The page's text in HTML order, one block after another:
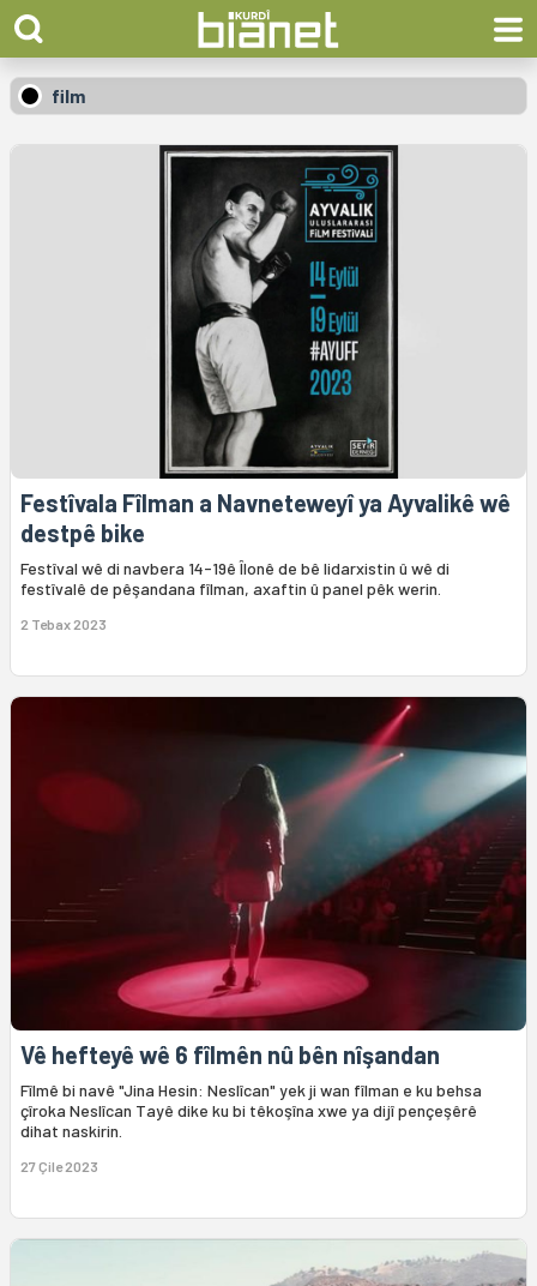
film
Festîvala Fîlman a Navneteweyî ya Ayvalikê wê
destpê bike
Festîval wê di navbera 14-19ê Îlonê de bê lidarxistin û wê di
festîvalê de pêşandana fîlman, axaftin û panel pêk werin.
2 Tebax 2023
Vê hefteyê wê 6 fîlmên nû bên nîşandan
Fîlmê bi navê "Jina Hesin: Neslîcan" yek ji wan fîlman e ku behsa
çîroka Neslîcan Tayê dike ku bi têkoşîna xwe ya dijî pençeşêrê
dihat naskirin.
27 Çile 2023